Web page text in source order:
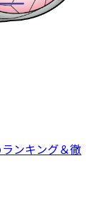
ンキング＆徹